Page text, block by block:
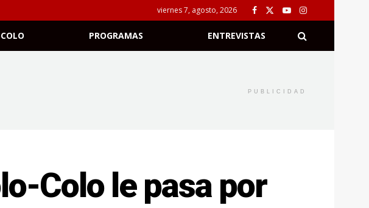
viernes 7, agosto, 2026
PROGRAMAS ENTREVISTAS
PUBLICIDAD
Colo le pasa por